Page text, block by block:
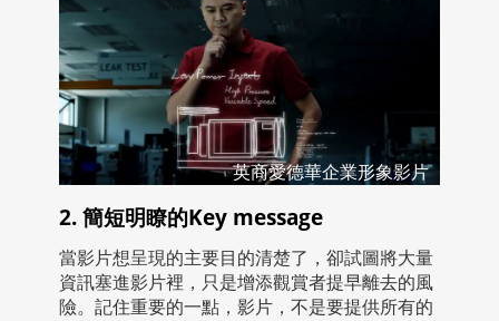
英商愛德華企業形象影片
2. 簡短明瞭的Key message
當影片想呈現的主要目的清楚了，卻試圖將大量
資訊塞進影片裡，只是增添觀賞者提早離去的風
險。記住重要的一點，影片，不是要提供所有的